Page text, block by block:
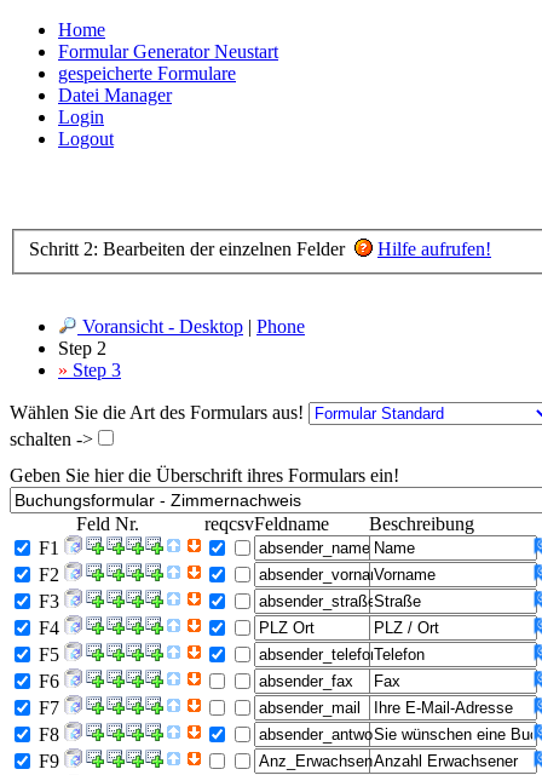
Home
Formular Generator Neustart
gespeicherte Formulare
Datei Manager
Login
Logout
Schritt 2: Bearbeiten der einzelnen Felder Hilfe aufrufen!
Voransicht - Desktop | Phone
Step 2
» Step 3
Wählen Sie die Art des Formulars aus!
schalten ->
Geben Sie hier die Überschrift ihres Formulars ein!
Feld Nr. reqcsvFeldname
Beschreibung
F1
F2
F3
F4
F5
F6
F7
F8
F9